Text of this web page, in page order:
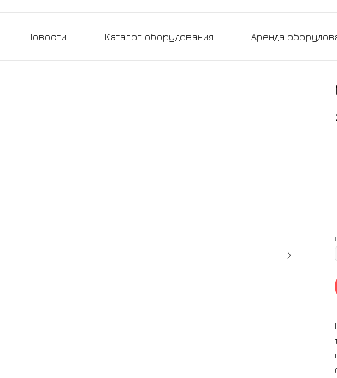
Каталог оборудования Аренда
Новости